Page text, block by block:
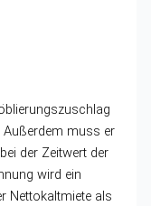
Außerdem muss er
der Zeitwert der
wird ein
Nettokaltmiete als